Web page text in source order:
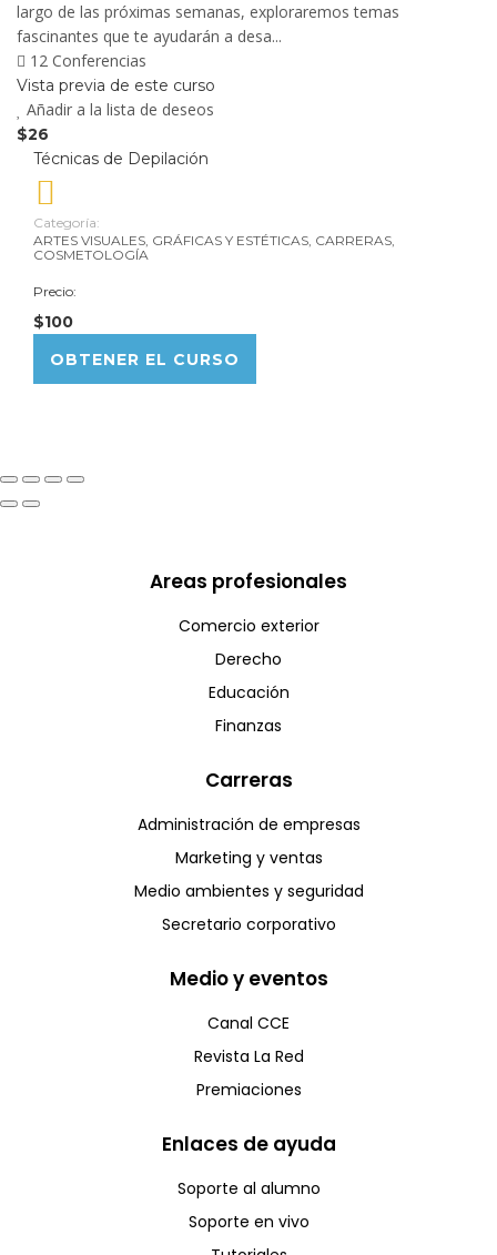
largo de las próximas semanas, exploraremos temas
fascinantes que te ayudarán a desa...
12 Conferencias
Vista previa de este curso
Añadir a la lista de deseos
$26
Técnicas de Depilación
Categoría:
ARTES VISUALES, GRÁFICAS Y ESTÉTICAS, CARRERAS,
COSMETOLOGÍA
Precio:
$100
OBTENER EL CURSO
Areas profesionales
Comercio exterior
Derecho
Educación
Finanzas
Carreras
Administración de empresas
Marketing y ventas
Medio ambientes y seguridad
Secretario corporativo
Medio y eventos
Canal CCE
Revista La Red
Premiaciones
Enlaces de ayuda
Soporte al alumno
Soporte en vivo